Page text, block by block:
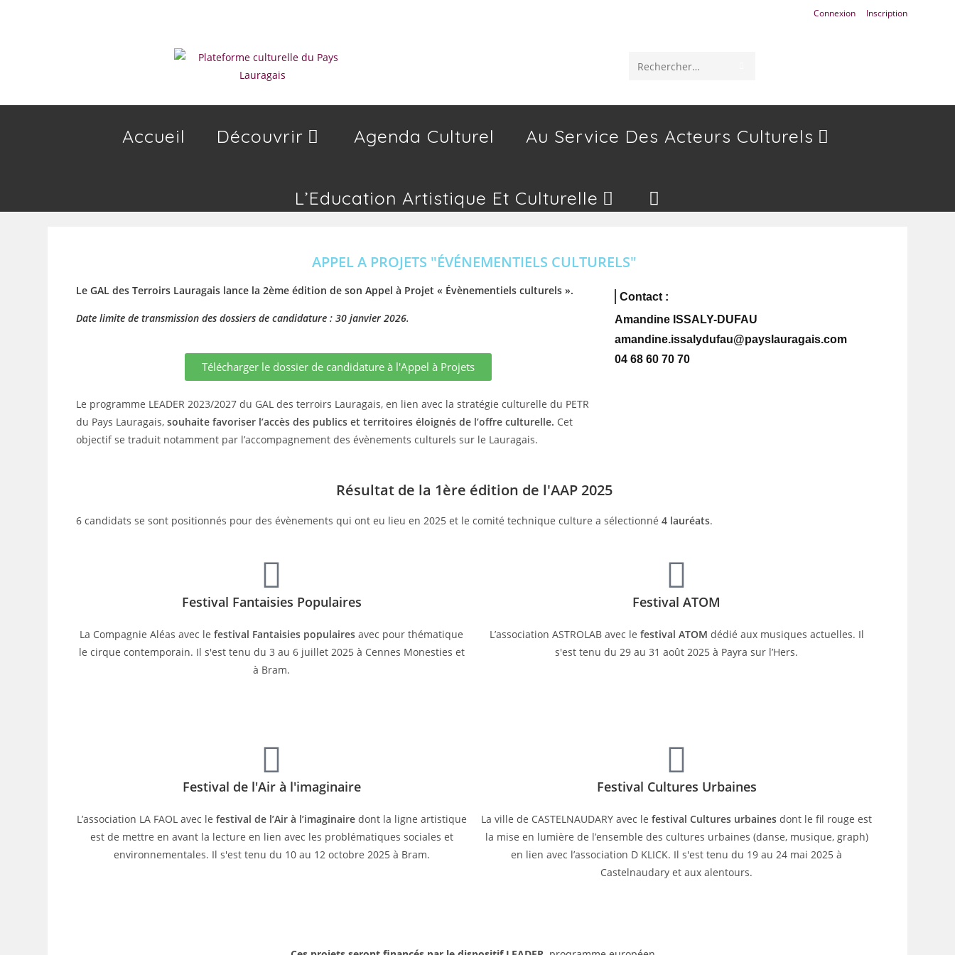
Connexion Inscription
Rechercher
Accueil Découvrir Agenda Culturel Au Service Des Acteurs Culturels
L’Education Artistique Et Culturelle
APPEL A PROJETS "ÉVÉNEMENTIELS CULTURELS"
Le GAL des Terroirs Lauragais lance la 2ème édition de son Appel à Projet « Évènementiels culturels ».
Date limite de transmission des dossiers de candidature : 30 janvier 2026.
Télécharger le dossier de candidature à l'Appel à Projets
Le programme LEADER 2023/2027 du GAL des terroirs Lauragais, en lien avec la stratégie culturelle du PETR
du Pays Lauragais,souhaite favoriser l’accès des publics et territoires éloignés de l’offre culturelle. Cet
objectif se traduit notamment par l’accompagnement des évènements culturels sur le Lauragais.
Contact :
Amandine ISSALY-DUFAU
amandine.issalydufau@payslauragais.com
04 68 60 70 70
Résultat de la 1ère édition de l'AAP 2025​
6 candidats se sont positionnés pour des évènements qui ont eu lieu en 2025 et le comité technique culture a sélectionné4 lauréats.
Festival Fantaisies Populaires
La Compagnie Aléas avec lefestival Fantaisies populaires avec pour thématique
le cirque contemporain. Il s'est tenu du 3 au 6 juillet 2025 à Cennes Monesties et
à Bram.
Festival ATOM
L’association ASTROLAB avec le festival ATOM dédié aux musiques actuelles. Il
s'est tenu du 29 au 31 août 2025 à Payra sur l’Hers.
Festival de l'Air à l'imaginaire
L’association LA FAOL avec le festival de l’Air à l’imaginaire dont la ligne artistique
est de mettre en avant la lecture en lien avec les problématiques sociales et
environnementales. Il s'est tenu du 10 au 12 octobre 2025 à Bram.
Festival Cultures Urbaines
La ville de CASTELNAUDARY avec lefestival Cultures urbaines dont le fil rouge est
la mise en lumière de l’ensemble des cultures urbaines (danse, musique, graph)
en lien avec l’association D KLICK. Il s'est tenu du 19 au 24 mai 2025 à
Castelnaudary et aux alentours.